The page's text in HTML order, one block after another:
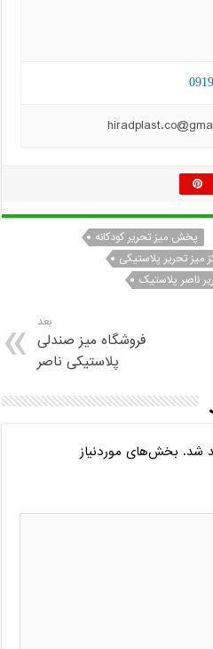
پخش میز تحریر کودکانه
میز تحریر پلاستیکی
ناصر پلاستیک
بعد
فروشگاه میز صندلی
پلاستیکی ناصر
شد. بخش‌های موردنیاز